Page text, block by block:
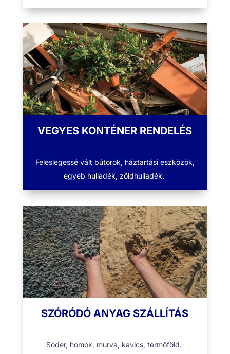
VEGYES KONTÉNER RENDELÉS
Feleslegessé vált bútorok, háztartási eszközök,
egyéb hulladék, zöldhulladék.
SZÓRÓDÓ ANYAG SZÁLLÍTÁS
Sóder, homok, murva, kavics, termőföld.